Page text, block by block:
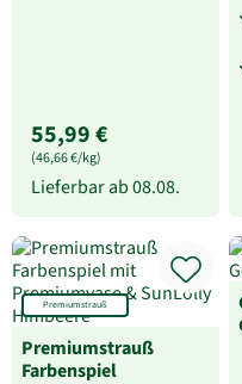
55,99 €
(46,66 €/kg)
Lieferbar ab08.08.
Premiumstrauß
Premiumstrauß
Farbenspiel